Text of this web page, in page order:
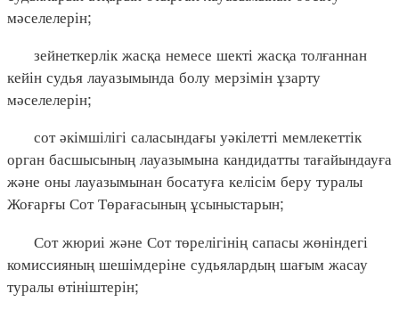
мәселелерін;
зейнеткерлік жасқа немесе шекті жасқа толғаннан
кейін судья лауазымында болу мерзімін ұзарту
мәселелерін;
сот әкімшілігі саласындағы уәкілетті мемлекеттік
орган басшысының лауазымына кандидатты тағайындауға
және оны лауазымынан босатуға келісім беру туралы
Жоғарғы Сот Төрағасының ұсыныстарын;
Сот жюриі және Сот төрелігінің сапасы жөніндегі
комиссияның шешімдеріне судьялардың шағым жасау
туралы өтініштерін;